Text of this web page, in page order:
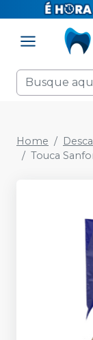
Home
Touca